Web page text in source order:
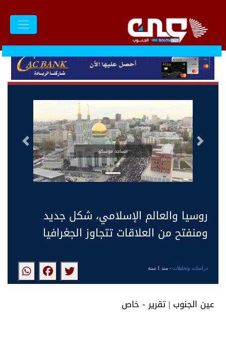
مساجد موسكو التالى السابق
روسيا والعالم الإسلامي، شكل جديد
ومنفتح من العلاقات تتجاوز الجغرافيا
دراسات وتحليلات- منذ 1 سنة
عين الجنوب | تقرير - خاص